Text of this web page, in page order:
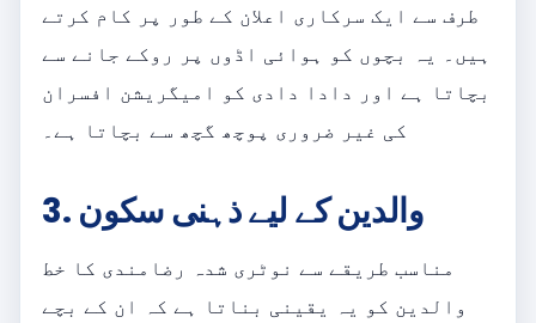
طرف سے ایک سرکاری اعلان کے طور پر کام کرتے
ہیں۔ یہ بچوں کو ہوائی اڈوں پر روکے جانے سے
بچاتا ہے اور دادا دادی کو امیگریشن افسران
کی غیر ضروری پوچھ گچھ سے بچاتا ہے۔
3. والدین کے لیے ذہنی سکون
مناسب طریقے سے نوٹری شدہ رضامندی کا خط
والدین کو یہ یقینی بناتا ہے کہ ان کے بچے